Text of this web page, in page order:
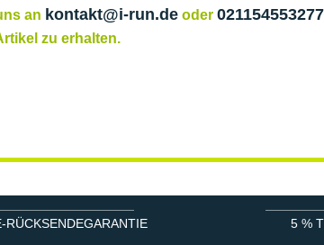
an kontakt@i-run.de oder 021154553277
zu erhalten.
RÜCKSENDEGARANTIE 5 %